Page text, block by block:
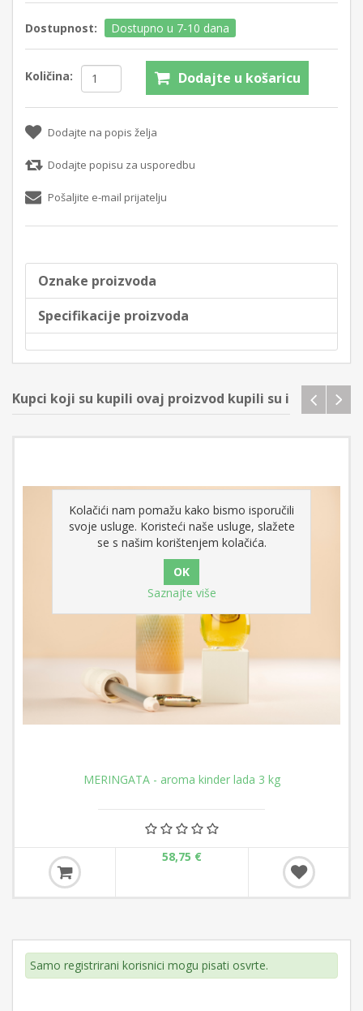
Dostupnost: Dostupno u 7-10 dana
Količina: Dodajte u košaricu
Dodajte na popis želja
Dodajte popisu za usporedbu
Pošaljite e-mail prijatelju
Oznake proizvoda
Specifikacije proizvoda
Kupci koji su kupili ovaj proizvod kupili su i
MERINGATA - aroma kinder lada 3 kg
58,75 €
Samo registrirani korisnici mogu pisati osvrte.
Kolačići nam pomažu kako bismo isporučili
svoje usluge. Koristeći naše usluge, slažete
se s našim korištenjem kolačića.
Saznajte više